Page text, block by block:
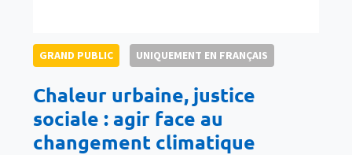
GRAND PUBLIC UNIQUEMENT EN FRANÇAIS
Chaleur urbaine, justice
sociale : agir face au
changement climatique